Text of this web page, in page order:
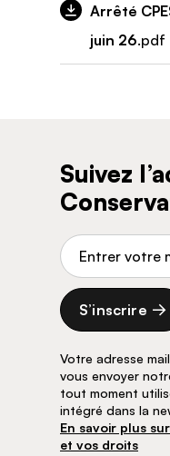
Arrêté
juin 26.pdf
Suivez
Adresse de
S’inscrire
Votre adresse
vous envoyer
tout moment
intégré dans la
En savoir plus
et vos droits